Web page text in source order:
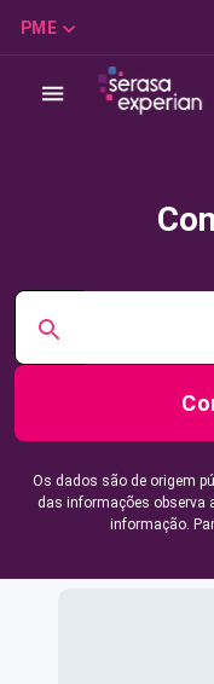
PME
Os dados são de origem
das informações observa
informação.